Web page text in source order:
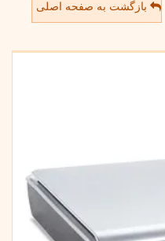
بازگشت به صفحه اصلی